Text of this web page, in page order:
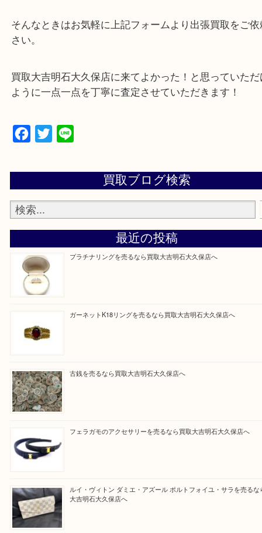
・店舗販売していないのでいつでも安定した高相場
・どんな査定のご依頼もお気軽に
遺品整理・生前整理・お引っ越し
物を整理するケースは年々増加傾向です。
当店ではそういったお困りの方からのご依頼も大歓
整理したいけど値段つくものがわからない…
ように一点一点を丁寧に査定させていただきます！
Facebook
Twitter